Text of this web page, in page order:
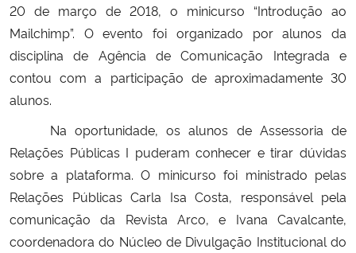
Ministério da Ciência, Tecnologia, Inovações e Comunicações
Ministério do Meio Ambiente
Ministério do Desenvolvimento Regional
Controladoria-Geral da União
Ministério da Mulher, da Família e dos Direitos Humanos
20 de março de 2018, o minicurso “Introdução ao
Mailchimp”. O evento foi organizado por alunos da
disciplina de Agência de Comunicação Integrada e
contou com a participação de aproximadamente 30
alunos.
Na oportunidade, os alunos de Assessoria de
Relações Públicas I puderam conhecer e tirar dúvidas
sobre a plataforma. O minicurso foi ministrado pelas
Relações Públicas Carla Isa Costa, responsável pela
comunicação da Revista Arco, e Ivana Cavalcante,
coordenadora do Núcleo de Divulgação Institucional do